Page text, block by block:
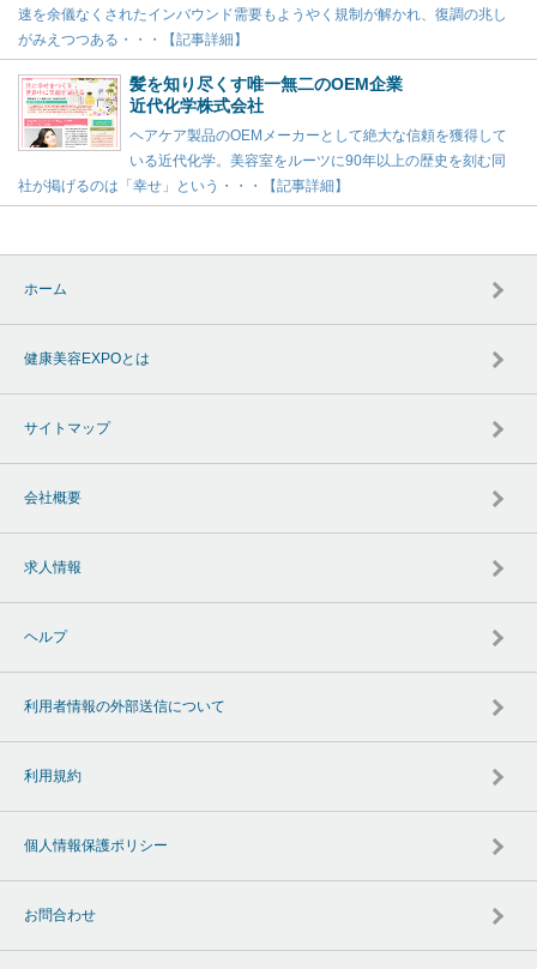
速を余儀なくされたインバウンド需要もようやく規制が解かれ、復調の兆し
がみえつつある・・・【記事詳細】
髪を知り尽くす唯一無二のOEM企業
近代化学株式会社
ヘアケア製品のOEMメーカーとして絶大な信頼を獲得して
いる近代化学。美容室をルーツに90年以上の歴史を刻む同
社が掲げるのは「幸せ」という・・・【記事詳細】
ホーム
健康美容EXPOとは
サイトマップ
会社概要
求人情報
ヘルプ
利用者情報の外部送信について
利用規約
個人情報保護ポリシー
お問合わせ